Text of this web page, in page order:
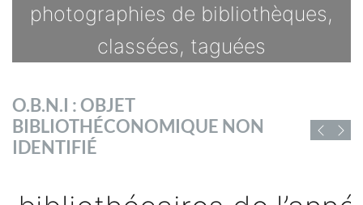
photographies de bibliothèques,
classées, taguées
CHIFFRES ET RAPPORTS
Vous trouverez ici des chiffres et
TOUTES LES OFFRES
D'EMPLOI DE
BIBLIOFRANCE
O.B.N.I : OBJET
BIBLIOTHÉCONOMIQUE NON
IDENTIFIÉ